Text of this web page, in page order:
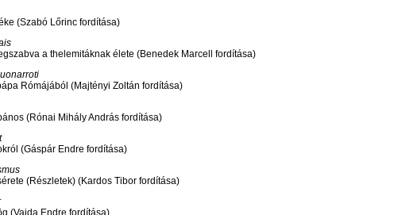
(Szabó Lőrinc fordítása)
a thelemitáknak élete (Benedek Marcell fordítása)
Rómájából (Majtényi Zoltán fordítása)
(Rónai Mihály András fordítása)
(Gáspár Endre fordítása)
(Részletek) (Kardos Tibor fordítása)